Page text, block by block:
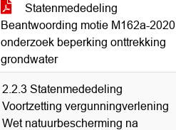
Statenmededeling
Beantwoording motie M162a-2020
onderzoek beperking onttrekking
grondwater
2.2.3 Statenmededeling
Voortzetting vergunningverlening
Wet natuurbescherming na